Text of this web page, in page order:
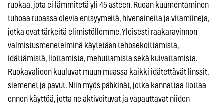
ruokaa, jota ei lämmitetä yli 45 asteen. Ruoan kuumentaminen
tuhoaa ruoassa olevia entsyymeitä, hivenaineita ja vitamiineja,
jotka ovat tärkeitä elimistöllemme. Yleisesti raakaravinnon
valmistusmenetelminä käytetään tehosekoittamista,
idättämistä, liottamista, mehuttamista sekä kuivattamista.
Ruokavalioon kuuluvat muun muassa kaikki idätettävät linssit,
siemenet ja pavut. Niin myös pähkinät, jotka kannattaa liottaa
ennen käyttöä, jotta ne aktivoituvat ja vapauttavat niiden